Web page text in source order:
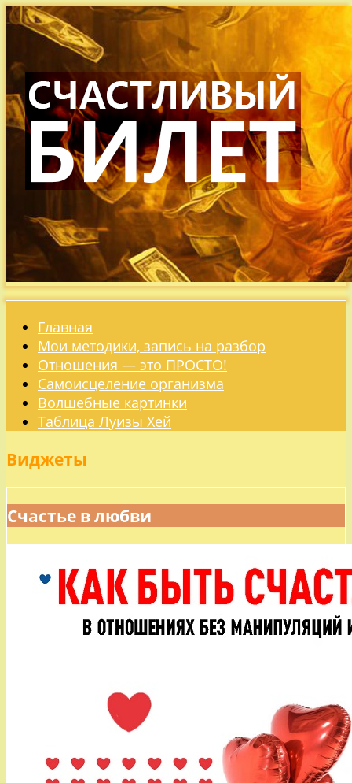
Главная
Мои методики, запись на разбор
Отношения — это ПРОСТО!
Самоисцеление организма
Волшебные картинки
Таблица Луизы Хей
Виджеты
Счастье в любви